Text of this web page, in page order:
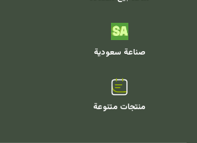
صناعة سعودية
منتجات متنوعة